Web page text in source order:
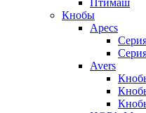
Птимаш
Кнобы
Apecs
Avers